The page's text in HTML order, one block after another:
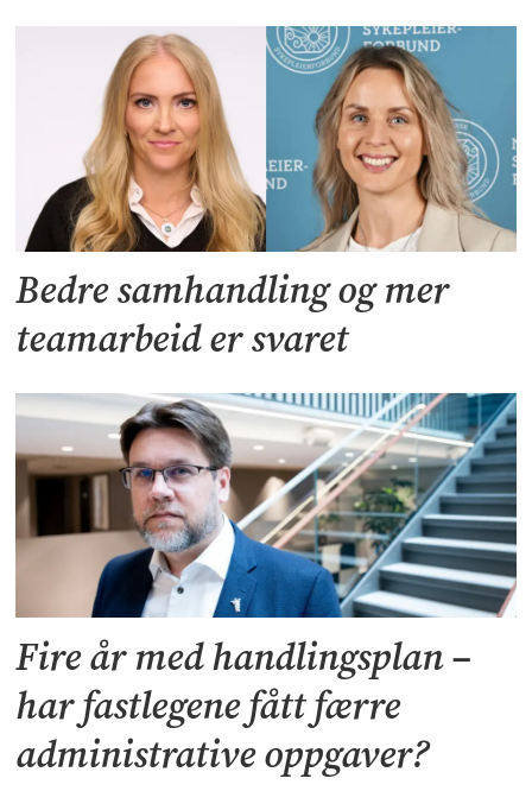
Bedre samhandling og mer
teamarbeid er svaret
Fire år med handlingsplan –
har fastlegene fått færre
administrative oppgaver?